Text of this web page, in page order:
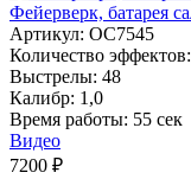
Фейерверк, батарея
Артикул: ОС7545
Количество эффектов:
Выстрелы: 48
Калибр: 1,0
Время работы: 55 сек
Видео
7200 ₽